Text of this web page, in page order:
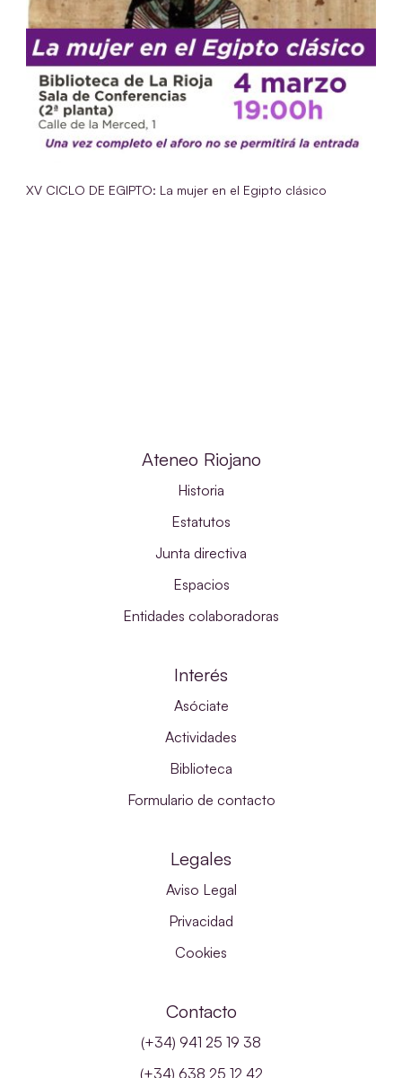
XV CICLO DE EGIPTO: La mujer en el Egipto clásico
Ateneo Riojano
Historia
Estatutos
Junta directiva
Espacios
Entidades colaboradoras
Interés
Asóciate
Actividades
Biblioteca
Formulario de contacto
Legales
Aviso Legal
Privacidad
Cookies
Contacto
(+34) 941 25 19 38
(+34) 638 25 12 42